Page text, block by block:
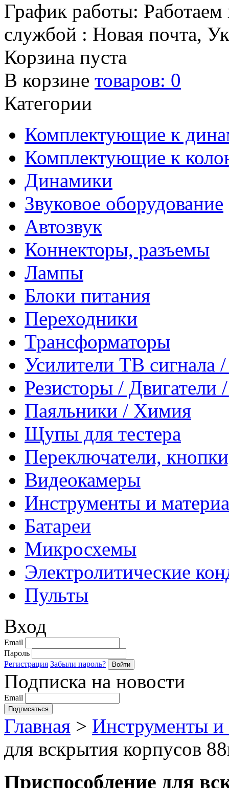
График работы: Работаем
службой : Новая почта,
Корзина пуста
В корзине товаров: 0
Категории
Комплектующие к
Комплектующие к
Динамики
Звуковое оборудование
Автозвук
Коннекторы, разъемы
Лампы
Блоки питания
Переходники
Трансформаторы
Усилители ТВ сигнала
Резисторы /
Паяльники / Химия
Щупы для тестера
Переключатели,
Видеокамеры
Инструменты и
Батареи
Микросхемы
Электролитические
Пульты
Вход
Email
Пароль
Регистрация Забыли пароль?
Подписка на новости
Email
Главная > Инструменты
для вскрытия корпусов
Приспособление для